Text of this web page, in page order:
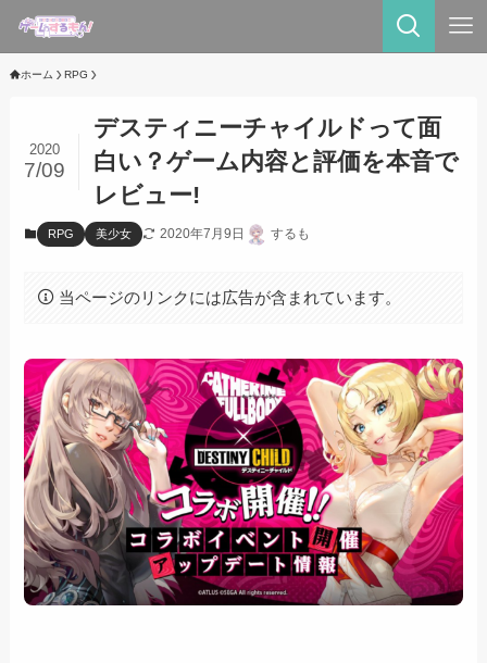
ホーム RPG
デスティニーチャイルドって面
白い？ゲーム内容と評価を本音で
レビュー!
2020
7/09
RPG 美少女 2020年7月9日 するも
当ページのリンクには広告が含まれています。